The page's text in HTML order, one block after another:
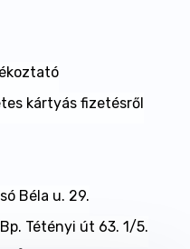
kártyás fizetésről
Béla u. 29.
Tétényi út 63. 1/5.